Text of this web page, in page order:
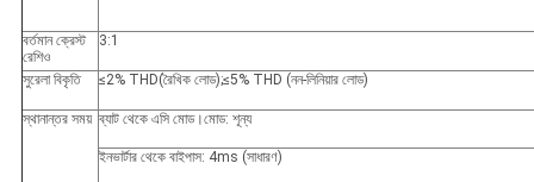
বর্তমান ক্রেস্ট
রেশিও
3:1
সুরেলা বিকৃতি ≤2% THD(রৈখিক লোড);≤5% THD (নন-লিনিয়ার লোড)
স্থানান্তর সময় ব্যাট থেকে এসি মোড।মোড: শূন্য
ইনভার্টার থেকে বাইপাস: 4ms (সাধারণ)